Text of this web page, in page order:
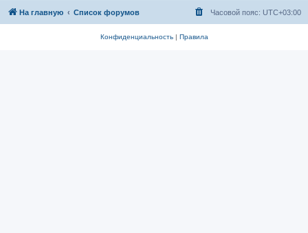
На главную Список форумов Часовой пояс: UTC+03:00
Конфиденциальность| Правила